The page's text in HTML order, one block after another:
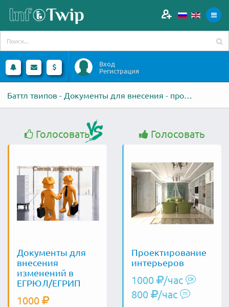
Вход
Регистрация
Баттл твипов - Документы для внесения - против - Проектирование интерьеров
Голосовать
Документы для
внесения
изменений в
ЕГРЮЛ/ЕГРИП
1000
Голосовать
Проектирование
интерьеров
1000
/час
800
/час